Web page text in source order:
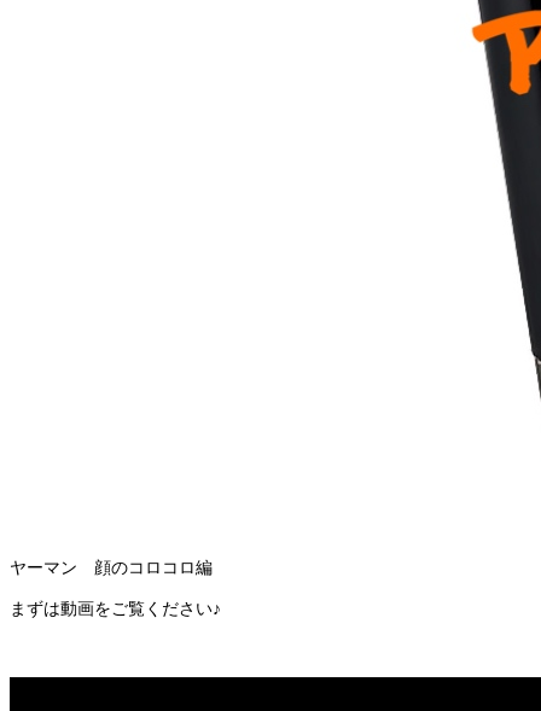
ヤーマン 顔のコロコロ編
まずは動画をご覧ください♪